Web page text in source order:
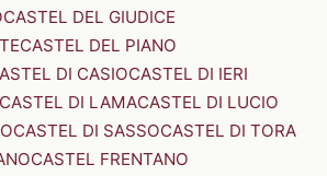
CASTEL DEL GIUDICE
CASTEL DEL PIANO
DI CASIOCASTEL DI IERI
CASTEL DI LAMACASTEL DI LUCIO
CASTEL DI SASSOCASTEL DI TORA
CASTEL FRENTANO